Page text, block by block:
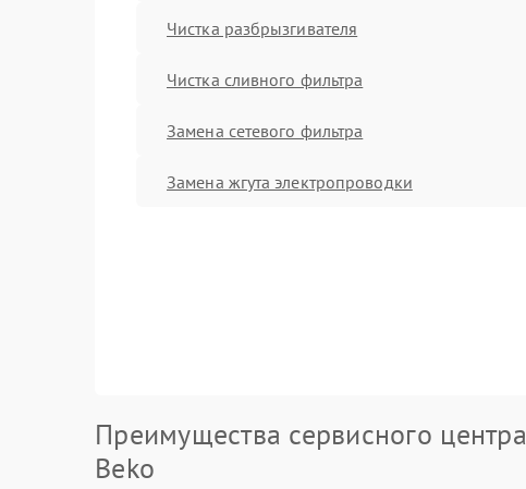
Чистка разбрызгивателя
Чистка сливного фильтра
Замена сетевого фильтра
Замена жгута электропроводки
Преимущества сервисного центра
Beko